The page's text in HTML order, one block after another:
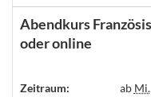
Abendkurs
oder online
Zeitraum: ab Mi.